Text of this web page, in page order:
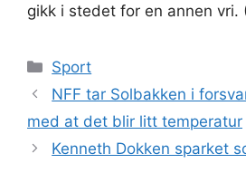
gikk i stedet for en annen vri.
Kategorier
Sport
NFF tar Solbakken i
med at det blir litt temperatur
Kenneth Dokken sparket